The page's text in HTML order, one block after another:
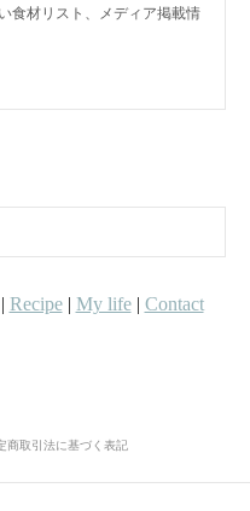
食材リスト、メディア掲載情
商取引法に基づく表記